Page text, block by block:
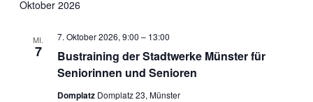
Oktober 2026
MI.
7
Bustraining der Stadtwerke Münster für
Seniorinnen und Senioren
7. Oktober 2026, 9:00 – 13:00
Domplatz Domplatz 23, Münster